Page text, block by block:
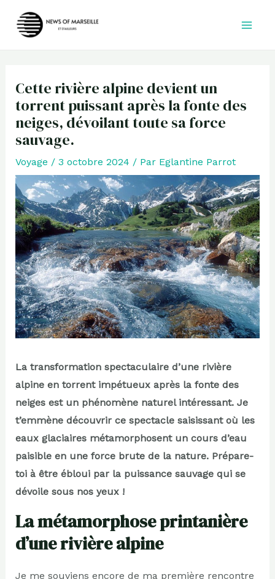
Cette rivière alpine devient un
torrent puissant après la fonte des
neiges, dévoilant toute sa force
sauvage.
Voyage / 3 octobre 2024 / Par Eglantine Parrot
La transformation spectaculaire d’une rivière
alpine en torrent impétueux après la fonte des
neiges est un phénomène naturel intéressant. Je
t’emmène découvrir ce spectacle saisissant où les
eaux glaciaires métamorphosent un cours d’eau
paisible en une force brute de la nature. Prépare-
toi à être ébloui par la puissance sauvage qui se
dévoile sous nos yeux !
La métamorphose printanière
d’une rivière alpine
Je me souviens encore de ma première rencontre